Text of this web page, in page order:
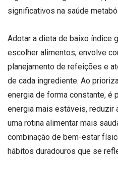
significativos na saúde
Adotar a dieta de baixo índice
escolher alimentos; envolve
planejamento de refeições e
de cada ingrediente. Ao
energia de forma constante, é
energia mais estáveis, reduzir
uma rotina alimentar mais
combinação de bem-estar
hábitos duradouros que se